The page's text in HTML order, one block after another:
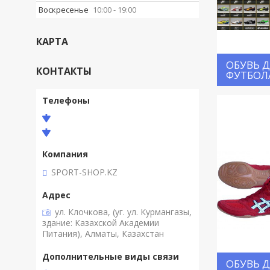
ОБУВЬ
ОБУВЬ
Воскресенье 10:00 19:00
КАРТА
КОНТАКТЫ
SPORT-SHOP.KZ
ул. Клочкова, (уг. ул. Курмангазы,
здание: Казахской Академии
Питания), Алматы, Казахстан